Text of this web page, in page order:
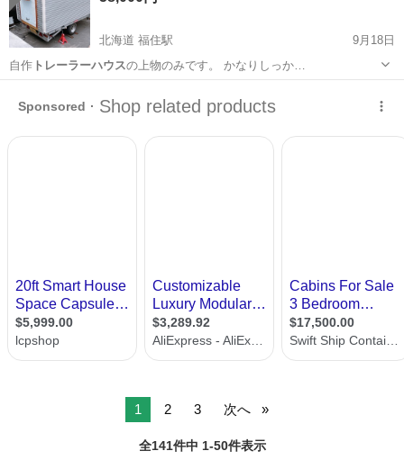
北海道 福住駅
9月18日
自作トレーラーハウス の上物のみです。 かなりしっか…
1 2 3 次へ
全141件中 1-50件表示